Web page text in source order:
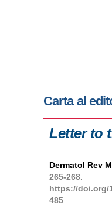
Carta al
Letter to
Dermatol Rev
265-268.
https://doi.org/
485